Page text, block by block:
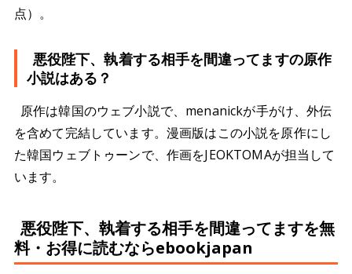
点）。
悪役陛下、執着する相手を間違ってますの原作
小説はある？
原作は韓国のウェブ小説で、menanickが手がけ、外伝
を含めて完結しています。漫画版はこの小説を原作にし
た韓国ウェブトゥーンで、作画をJEOKTOMAが担当して
います。
悪役陛下、執着する相手を間違ってますを無
料・お得に読むならebookjapan